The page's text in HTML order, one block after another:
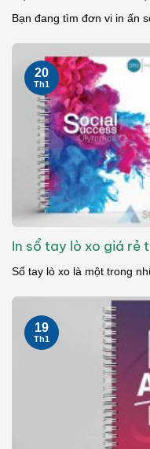
Bạn đang tìm đơn vi in ấn
In sổ tay lò xo giá rẻ
Sổ tay lò xo là một trong
20
Th1
19
Th1